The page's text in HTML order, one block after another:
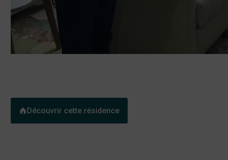
Découvrir cette résidence